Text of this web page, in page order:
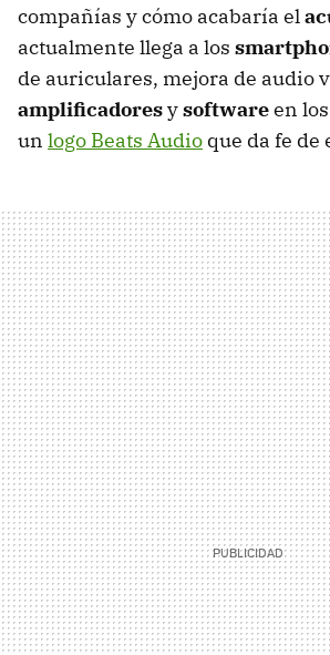
compañías y cómo acabaría el
actualmente llega a los
de auriculares, mejora de audio
amplificadoresysoftwareen
un logo Beats Audio que da fe de